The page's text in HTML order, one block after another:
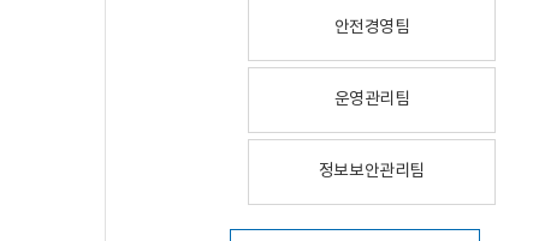
안전경영팀
운영관리팀
정보보안관리팀